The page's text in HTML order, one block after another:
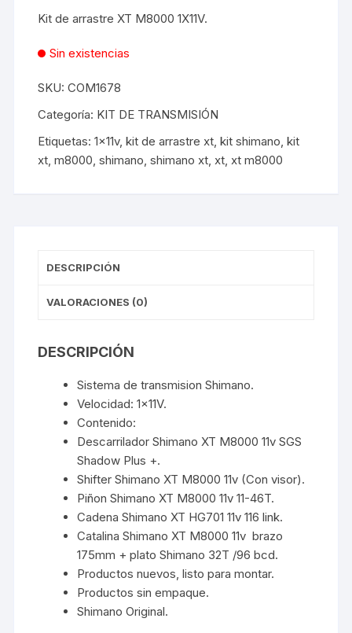
Kit de arrastre XT M8000 1X11V.
Sin existencias
SKU:COM1678
Categoría: KIT DE TRANSMISIÓN
Etiquetas:1x11v,kit de arrastre xt ,kit shimano ,kit
xt ,m8000 ,shimano ,shimano xt xt xt m8000
DESCRIPCIÓN
VALORACIONES (0)
DESCRIPCIÓN
Sistema de transmision Shimano.
Velocidad: 1x11V.
Contenido:
Descarrilador Shimano XT M8000 11v SGS
Shadow Plus +.
Shifter Shimano XT M8000 11v (Con visor).
Piñon Shimano XT M8000 11v 11-46T.
Cadena Shimano XT HG701 11v 116 link.
Catalina Shimano XT M8000 11v brazo
175mm + plato Shimano 32T /96 bcd.
Productos nuevos, listo para montar.
Productos sin empaque.
Shimano Original.